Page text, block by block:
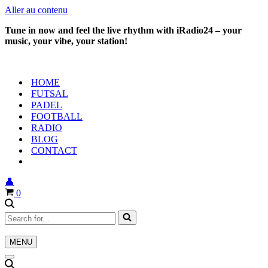
Aller au contenu
Tune in now and feel the live rhythm with iRadio24 – your
music, your vibe, your station!
HOME
FUTSAL
PADEL
FOOTBALL
RADIO
BLOG
CONTACT
👤
Panier
0
Rechercher...
MENU
Menu
Menu